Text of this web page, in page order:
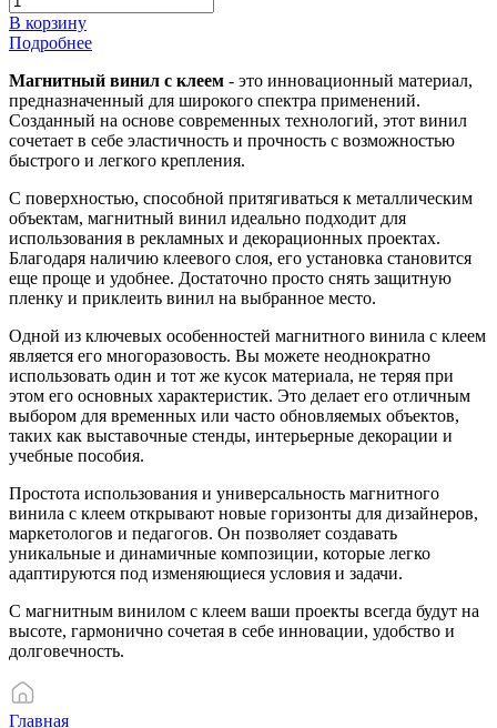
В корзину
Подробнее
Магнитный винил с клеем - это инновационный материал,
предназначенный для широкого спектра применений.
Созданный на основе современных технологий, этот винил
сочетает в себе эластичность и прочность с возможностью
быстрого и легкого крепления.
С поверхностью, способной притягиваться к металлическим
объектам, магнитный винил идеально подходит для
использования в рекламных и декорационных проектах.
Благодаря наличию клеевого слоя, его установка становится
еще проще и удобнее. Достаточно просто снять защитную
пленку и приклеить винил на выбранное место.
Одной из ключевых особенностей магнитного винила с клеем
является его многоразовость. Вы можете неоднократно
использовать один и тот же кусок материала, не теряя при
этом его основных характеристик. Это делает его отличным
выбором для временных или часто обновляемых объектов,
таких как выставочные стенды, интерьерные декорации и
учебные пособия.
Простота использования и универсальность магнитного
винила с клеем открывают новые горизонты для дизайнеров,
маркетологов и педагогов. Он позволяет создавать
уникальные и динамичные композиции, которые легко
адаптируются под изменяющиеся условия и задачи.
С магнитным винилом с клеем ваши проекты всегда будут на
высоте, гармонично сочетая в себе инновации, удобство и
долговечность.
Главная